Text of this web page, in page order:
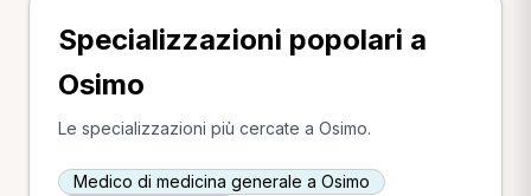
Specializzazioni popolari a
Osimo
Le specializzazioni più cercate a Osimo.
Medico di medicina generale a Osimo